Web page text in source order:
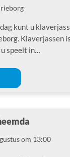
kunt u
Klaverjassen
speelt in…
om 13:00